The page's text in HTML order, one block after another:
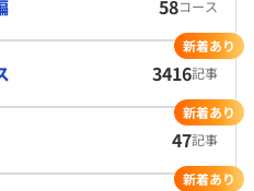
58コース
3416記事
新着あり
47記事
新着あり
新着あり